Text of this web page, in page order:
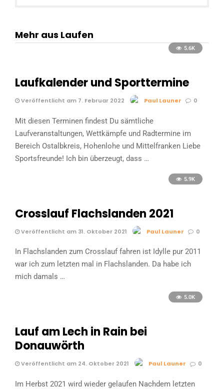
Mehr aus Laufen
5.6K
Laufkalender und Sporttermine
Veröffentlicht am 7. Februar 2022 Paul Launer 0
Mit diesen Terminen findest Du sämtliche
Laufveranstaltungen, Wettkämpfe und Radtermine im
Bereich Ostalbkreis, Hohenlohe und Mittelfranken Liebe
Sportsfreunde! Ich bin überzeugt, dass …
5.9K
Crosslauf Flachslanden 2021
Veröffentlicht am 31. Oktober 2021 Paul Launer 0
In Flachslanden zum Crosslauf fahren ist Idylle pur 2011
war ich zum letzten mal in Flachslanden. Da habe ich
mich damals …
5.0K
Lauf am Lech in Rain bei
Donauwörth
Veröffentlicht am 24. Oktober 2021 Paul Launer 0
Im Herbst 2021 wird wieder gelaufen Nachdem letzten